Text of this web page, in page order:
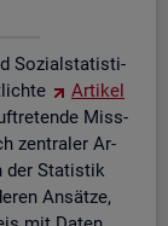
So­zi­al­sta­tis­ti­
Ar­ti­kel
Miss­
zen­tra­ler Ar­
der Sta­tis­tik
An­sät­ze,